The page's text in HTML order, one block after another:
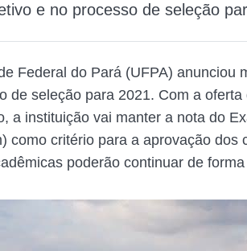
e no processo de seleção
Federal do Pará (UFPA) anunciou
de seleção para 2021. Com a
a instituição vai manter a nota do
como critério para a aprovação dos
poderão continuar de